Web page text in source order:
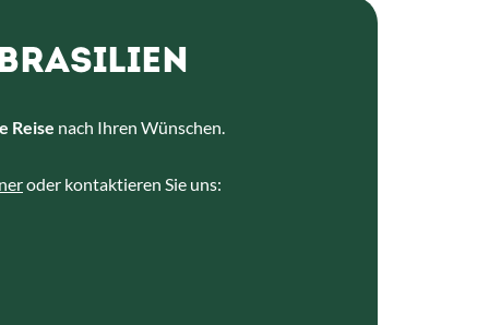
Reise nach Ihren Wünschen.
oder kontaktieren Sie uns: